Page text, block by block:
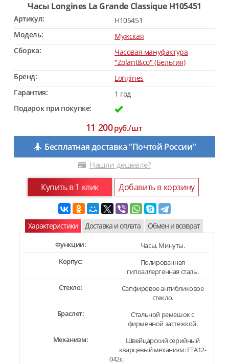
Часы Longines La Grande Classique H105451
Артикул:
H105451
Модель:
Мужская
Сборка:
Часовая мануфактура
"Zolant&co" (Бельгия)
Бренд:
Longines
Гарантия:
1 год
Подарок при покупке:
11 200руб./шт
Бесплатная доставка "Почтой России"
Нашли дешевле?
Купить в 1 клик Добавить в корзину
Характеристики Доставка и оплата Обмен и возврат
Функции:
Часы, Минуты.
Корпус:
Полированная
гипоаллергенная сталь.
Стекло:
Сапфировое антибликовое
стекло.
Браслет:
Стальной ремешок с
фирменной застежкой.
Механизм:
Швейцарский серийный
кварцевый механизм: ETA12-
042c.